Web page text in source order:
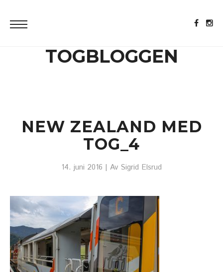
TOGBLOGGEN
NEW ZEALAND MED
TOG_4
14. juni 2016 | Av Sigrid Elsrud